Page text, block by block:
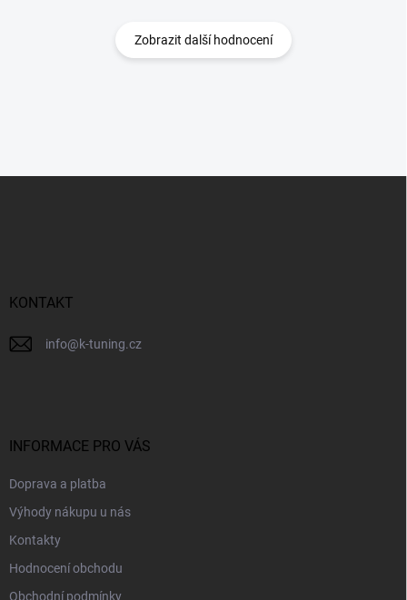
Zobrazit další hodnocení
KONTAKT
info@k-tuning.cz
INFORMACE PRO VÁS
Doprava a platba
Výhody nákupu u nás
Kontakty
Hodnocení obchodu
Obchodní podmínky